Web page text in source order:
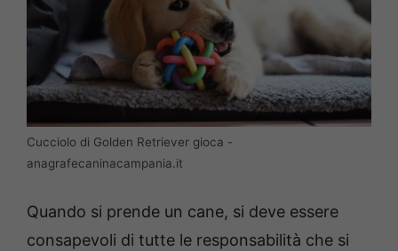
Cucciolo di Golden Retriever gioca -
anagrafecaninacampania.it
Quando si prende un cane, si deve essere
consapevoli di tutte le responsabilità che si